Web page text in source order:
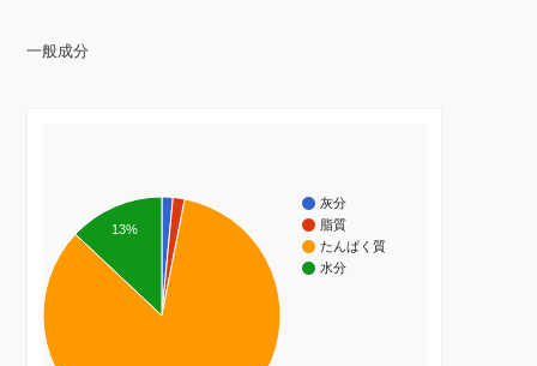
一般成分
灰分
脂質
たんぱく質
水分
13%